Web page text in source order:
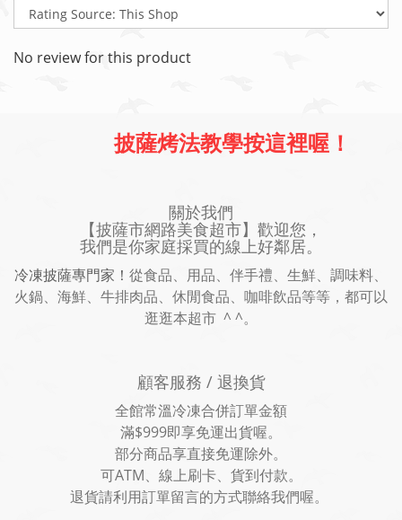
No review for this product
披薩烤法教學按這裡喔！
關於我們
【披薩市網路美食超市】歡迎您，
我們是你家庭採買的線上好鄰居。
冷凍披薩專門家！ 從食品、用品、伴手禮、生鮮、調味料、
火鍋、海鮮、牛排肉品、休閒食品、咖啡飲品等等，都可以
逛逛本超市 ^ ^。
顧客服務 / 退換貨
全館常溫冷凍合併訂單金額
滿$999即享免運出貨喔。
部分商品享直接免運除外。
可ATM、線上刷卡、貨到付款。
退貨請利用訂單留言的方式聯絡我們喔。